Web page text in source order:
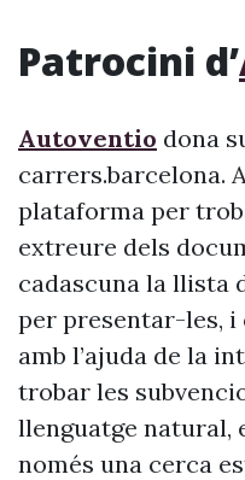
Patrocini d’
Autoventio dona
carrers.barcelona.
plataforma per
extreure dels
cadascuna la llista
per presentar-les,
amb l’ajuda de la
trobar les
llenguatge natural,
només una cerca